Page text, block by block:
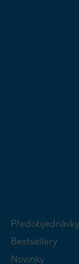
Předobjednávky
Bestsellery
Novinky